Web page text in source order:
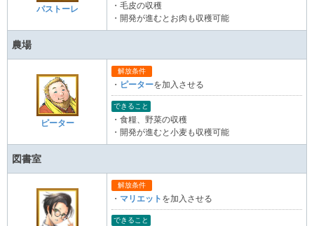
パストーレ
・毛皮の収穫
・開発が進むとお肉も収穫可能
農場
ピーター
解放条件
・ ピーターを加入させる
できること
・食糧、野菜の収穫
・開発が進むと小麦も収穫可能
図書室
解放条件
・ マリエット を加入させる
できること